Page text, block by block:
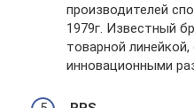
производителей
1979г. Известный
товарной
инновационными